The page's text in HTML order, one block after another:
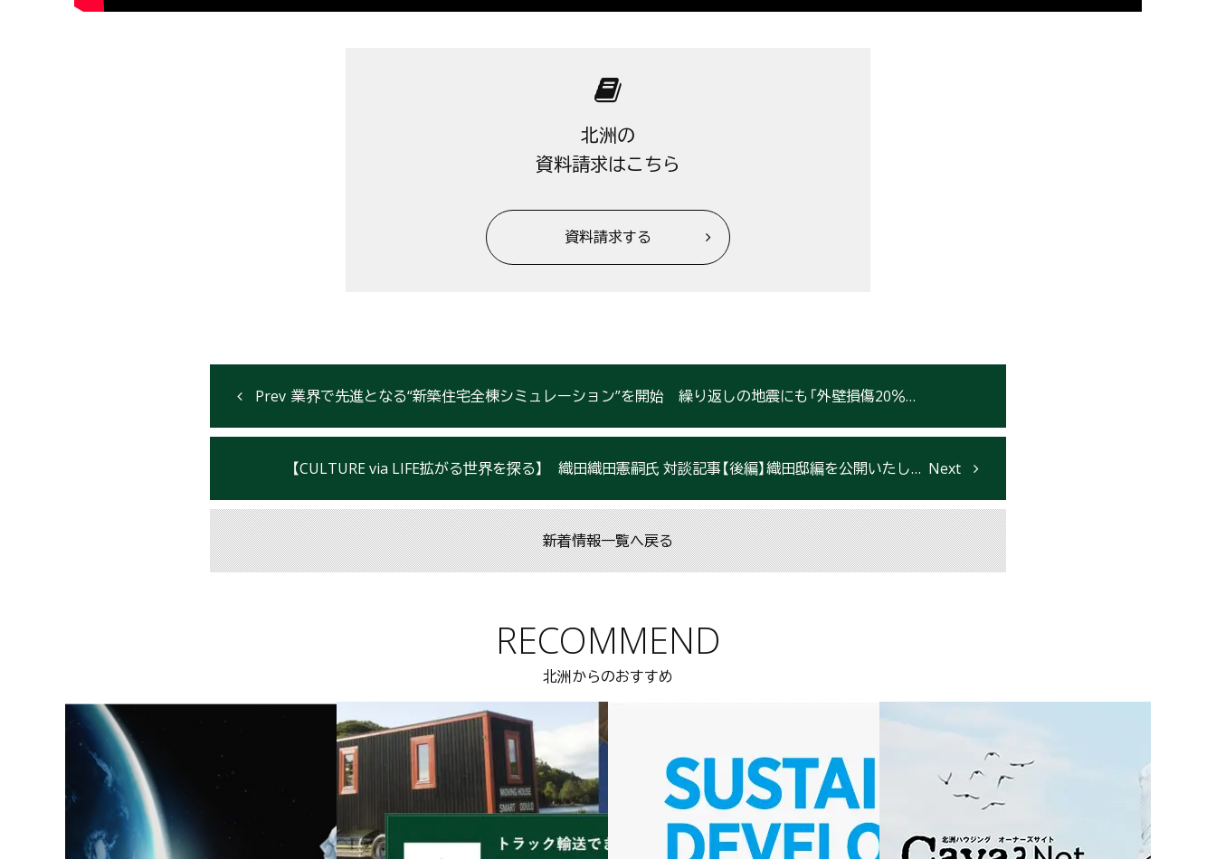
北洲の
資料請求はこちら
資料請求する
業界で先進となる“新築住宅全棟シミュレーション”を開始 繰り返しの地震にも「外壁損傷20％以下」を基準に 北洲の「サステナブル耐震®」のさらなる安全性向上を追求
【CULTURE via LIFE拡がる世界を探る】 織田織田憲嗣氏 対談記事【後編】織田邸編を公開いたしました
新着情報一覧へ戻る
RECOMMEND
北洲からのおすすめ